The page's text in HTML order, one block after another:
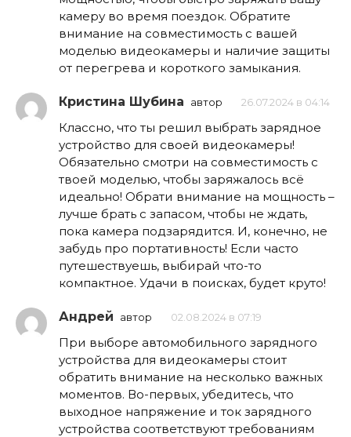
камеру во время поездок. Обратите
внимание на совместимость с вашей
моделью видеокамеры и наличие защиты
от перегрева и короткого замыкания.
Кристина Шубина автор 26.07.2024 в 04:14
Классно, что ты решил выбрать зарядное
устройство для своей видеокамеры!
Обязательно смотри на совместимость с
твоей моделью, чтобы заряжалось всё
идеально! Обрати внимание на мощность –
лучше брать с запасом, чтобы не ждать,
пока камера подзарядится. И, конечно, не
забудь про портативность! Если часто
путешествуешь, выбирай что-то
компактное. Удачи в поисках, будет круто!
Андрей автор 02.08.2024 в 07:19
При выборе автомобильного зарядного
устройства для видеокамеры стоит
обратить внимание на несколько важных
моментов. Во-первых, убедитесь, что
выходное напряжение и ток зарядного
устройства соответствуют требованиям